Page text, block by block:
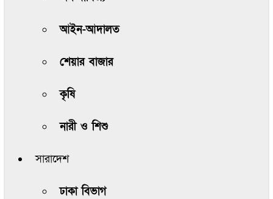
আইন-আদালত
শেয়ার বাজার
কৃষি
নারী ও শিশু
সারাদেশ
ঢাকা বিভাগ